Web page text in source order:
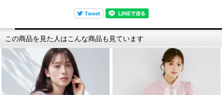
この商品を見た人はこんな商品も見ています